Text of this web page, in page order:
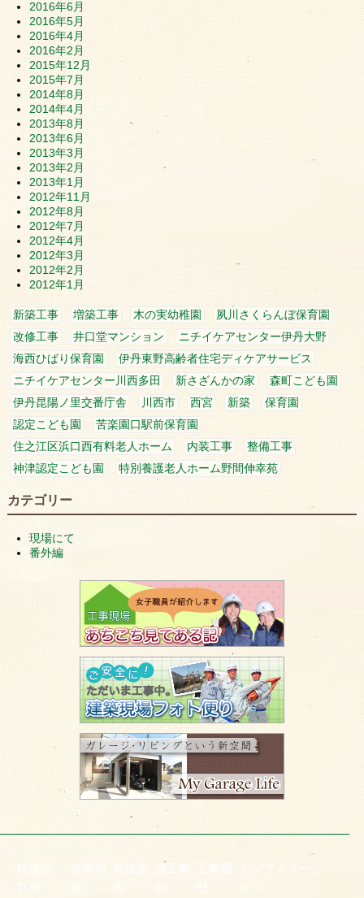
2016年6月
2016年5月
2016年4月
2016年2月
2015年12月
2015年7月
2014年8月
2014年4月
2013年8月
2013年6月
2013年3月
2013年2月
2013年1月
2012年11月
2012年8月
2012年7月
2012年4月
2012年3月
2012年2月
2012年1月
新築工事 増築工事 木の実幼稚園
夙川さくらんぼ保育園
改修工事
井口堂マンション
ニチイケアセンター伊丹大野
海西ひばり保育園
伊丹東野高齢者住宅ディケアサービス
ニチイケアセンター川西多田
新さざんかの家
森町こども園
伊丹昆陽ノ里交番庁舎
川西市 西宮 新築
保育園
認定こども園
苦楽園口駅前保育園
住之江区浜口西有料老人ホーム
内装工事
整備工事
神津認定こども園
特別養護老人ホーム野間伸幸苑
カテゴリー
現場にて
番外編
林建設
施工事
インフォメーシ